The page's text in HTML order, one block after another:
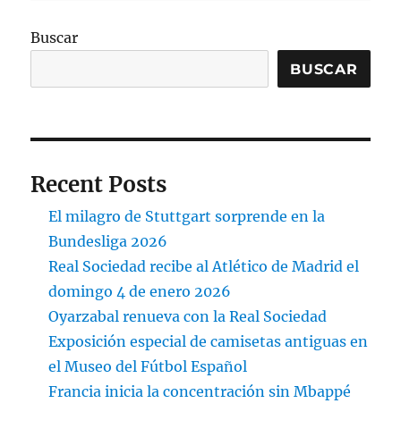
Buscar
BUSCAR
Recent Posts
El milagro de Stuttgart sorprende en la
Bundesliga 2026
Real Sociedad recibe al Atlético de Madrid el
domingo 4 de enero 2026
Oyarzabal renueva con la Real Sociedad
Exposición especial de camisetas antiguas en
el Museo del Fútbol Español
Francia inicia la concentración sin Mbappé